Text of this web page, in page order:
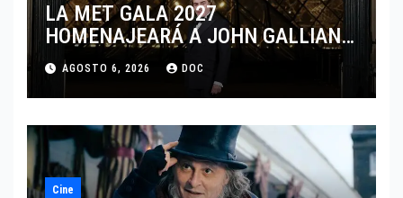
LA MET GALA 2027
HOMENAJEARÁ A JOHN GALLIANO
MARCANDO EL REGRESO DEL REY
DEL DRAMATISMO
AGOSTO 6, 2026 DOC
Cine